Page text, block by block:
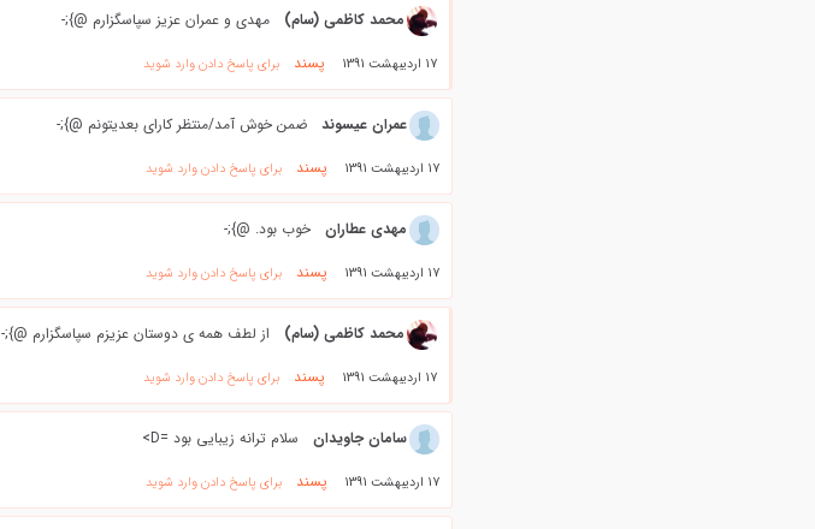
محمد کاظمی (سام) مهدی و عمران عزیز سپاسگزارم @};-
17 اردیبهشت 1391 پسند برای پاسخ دادن وارد شوید
عمران عیسوند ضمن خوش آمد/منتظر کارای بعدیتونم @};-
17 اردیبهشت 1391 پسند برای پاسخ دادن وارد شوید
مهدی عطاران خوب بود. @};-
17 اردیبهشت 1391 پسند برای پاسخ دادن وارد شوید
محمد کاظمی (سام) از لطف همه ی دوستان عزیزم سپاسگزارم @};-
17 اردیبهشت 1391 پسند برای پاسخ دادن وارد شوید
سامان جاويدان سلام ترانه زيبايي بود =D>
17 اردیبهشت 1391 پسند برای پاسخ دادن وارد شوید